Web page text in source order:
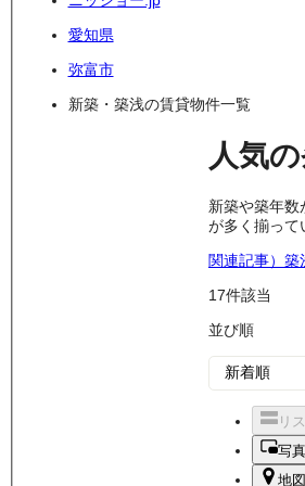
愛知県
弥富市
新築・築浅の賃貸物件一覧
人気
新築や築年
が多く揃って
関連記事）築
17件該当
並び順
リ
写
地